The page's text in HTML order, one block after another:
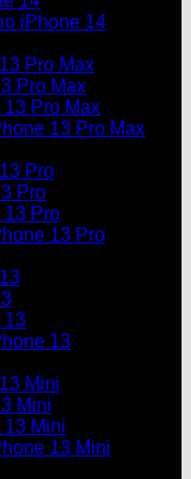
iPhone 14
Pro Max
Pro Max
Pro Max
13 Pro Max
Pro
Pro
13 Pro
13 Pro
13
13
Mini
Mini
Mini
13 Mini